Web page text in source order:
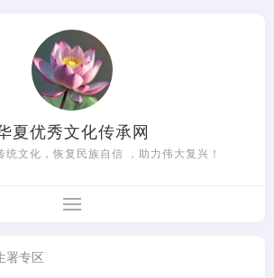
夏优秀文化传承网
统文化，恢复民族自信 ，助力伟大复兴！
署专区